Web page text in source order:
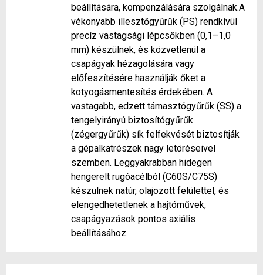
beállítására, kompenzálására szolgálnak.A
vékonyabb illesztőgyűrűk (PS) rendkívül
precíz vastagsági lépcsőkben (0,1–1,0
mm) készülnek, és közvetlenül a
csapágyak hézagolására vagy
előfeszítésére használják őket a
kotyogásmentesítés érdekében. A
vastagabb, edzett támasztógyűrűk (SS) a
tengelyirányú biztosítógyűrűk
(zégergyűrűk) sík felfekvését biztosítják
a gépalkatrészek nagy letöréseivel
szemben. Leggyakrabban hidegen
hengerelt rugóacélból (C60S/C75S)
készülnek natúr, olajozott felülettel, és
elengedhetetlenek a hajtóművek,
csapágyazások pontos axiális
beállításához.